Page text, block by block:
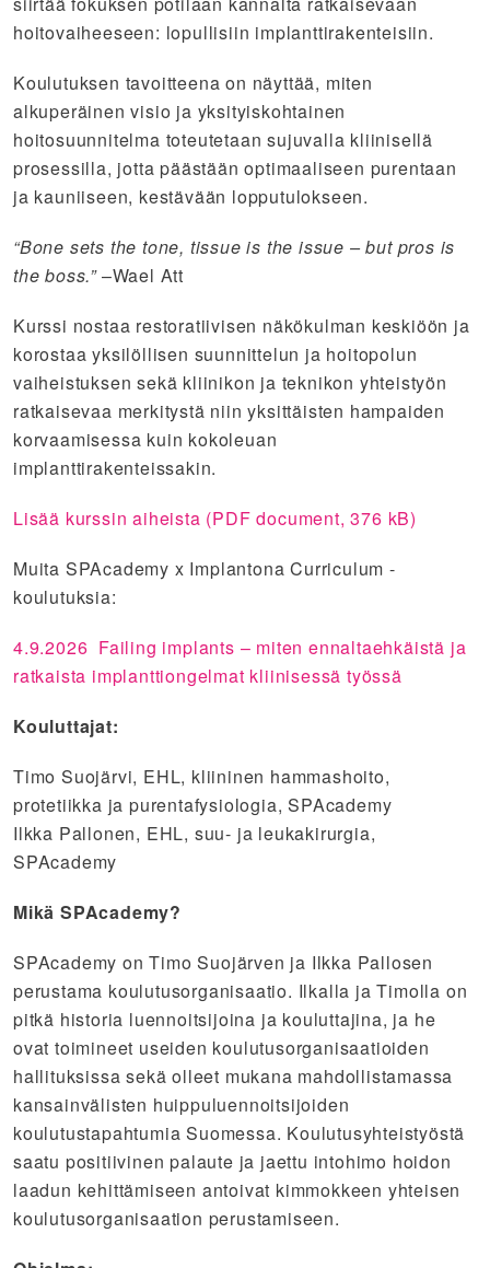
hoitovaiheeseen: lopullisiin implanttirakenteisiin.
Koulutuksen tavoitteena on näyttää, miten
alkuperäinen visio ja yksityiskohtainen
hoitosuunnitelma toteutetaan sujuvalla kliinisellä
prosessilla, jotta päästään optimaaliseen purentaan
ja kauniiseen, kestävään lopputulokseen.
“Bone sets the tone, tissue is the issue – but pros is
the boss.”–Wael Att
Kurssi nostaa restoratiivisen näkökulman keskiöön ja
korostaa yksilöllisen suunnittelun ja hoitopolun
vaiheistuksen sekä kliinikon ja teknikon yhteistyön
ratkaisevaa merkitystä niin yksittäisten hampaiden
korvaamisessa kuin kokoleuan
implanttirakenteissakin.
Lisää kurssin aiheista (PDF document, 376 kB)
Muita SPAcademy x Implantona Curriculum -
koulutuksia:
4.9.2026 Failing implants – miten ennaltaehkäistä ja
ratkaista implanttiongelmat kliinisessä työssä
Kouluttajat:
Timo Suojärvi, EHL, kliininen hammashoito,
protetiikka ja purentafysiologia, SPAcademy
Ilkka Pallonen, EHL, suu- ja leukakirurgia,
SPAcademy
Mikä SPAcademy?
SPAcademy on Timo Suojärven ja Ilkka Pallosen
perustama koulutusorganisaatio. Ilkalla ja Timolla on
pitkä historia luennoitsijoina ja kouluttajina, ja he
ovat toimineet useiden koulutusorganisaatioiden
hallituksissa sekä olleet mukana mahdollistamassa
kansainvälisten huippuluennoitsijoiden
koulutustapahtumia Suomessa. Koulutusyhteistyöstä
saatu positiivinen palaute ja jaettu intohimo hoidon
laadun kehittämiseen antoivat kimmokkeen yhteisen
koulutusorganisaation perustamiseen.